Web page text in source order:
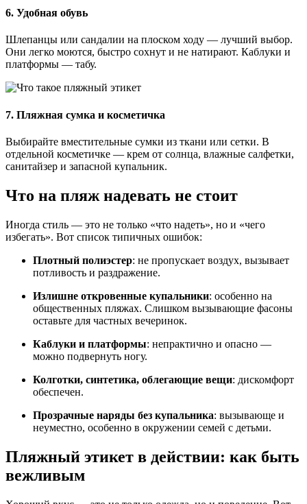
6. Удобная обувь
Шлепанцы или сандалии на плоском ходу — лучший выбор.
Они легко моются, быстро сохнут и не натирают. Каблуки и
платформы — табу.
7. Пляжная сумка и косметичка
Выбирайте вместительные сумки из ткани или сетки. В
отдельной косметичке — крем от солнца, влажные салфетки,
санитайзер и запасной купальник.
Что на пляж надевать не стоит
Иногда стиль — это не только «что надеть», но и «чего
избегать». Вот список типичных ошибок:
Плотный полиэстер: не пропускает воздух, вызывает
потливость и раздражение.
Излишне откровенные купальники: особенно на
общественных пляжах. Слишком вызывающие фасоны
оставьте для частных вечеринок.
Каблуки и платформы: непрактично и опасно —
можно подвернуть ногу.
Колготки, синтетика, облегающие вещи: дискомфорт
обеспечен.
Прозрачные наряды без купальника: вызывающе и
неуместно, особенно в окружении семей с детьми.
Пляжный этикет в действии: как быть
вежливым